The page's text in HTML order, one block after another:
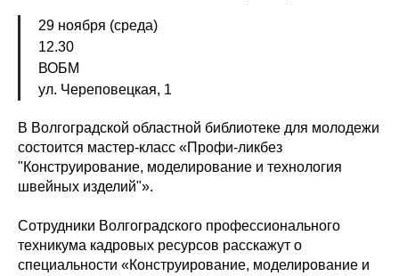
29 ноября (среда)
12.30
ВОБМ
ул. Череповецкая, 1
В Волгоградской областной библиотеке для молодежи
состоится мастер-класс «Профи-ликбез
"Конструирование, моделирование и технология
швейных изделий"».
Сотрудники Волгоградского профессионального
техникума кадровых ресурсов расскажут о
специальности «Конструирование, моделирование и